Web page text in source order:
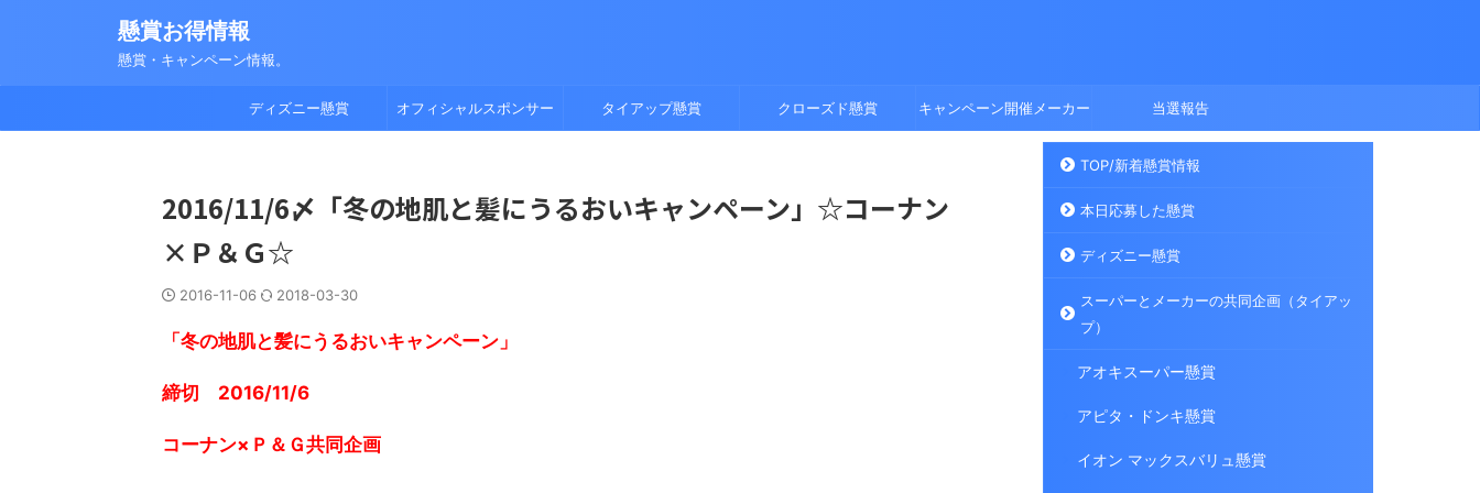
懸賞お得情報
懸賞・キャンペーン情報。
ディズニー懸賞 オフィシャルスポンサー タイアップ懸賞 クローズド懸賞 キャンペーン開催メーカー 当選報告
2016/11/6〆「冬の地肌と髪にうるおいキャンペーン」☆コーナン
×Ｐ＆Ｇ☆
2016-11-06 2018-03-30
「冬の地肌と髪にうるおいキャンペーン」
締切 2016/11/6
コーナン×Ｐ＆Ｇ共同企画
TOP/新着懸賞情報
本日応募した懸賞
ディズニー懸賞
スーパーとメーカーの共同企画（タイアッ
プ）
アオキスーパー懸賞
アピタ・ドンキ懸賞
イオン マックスバリュ懸賞